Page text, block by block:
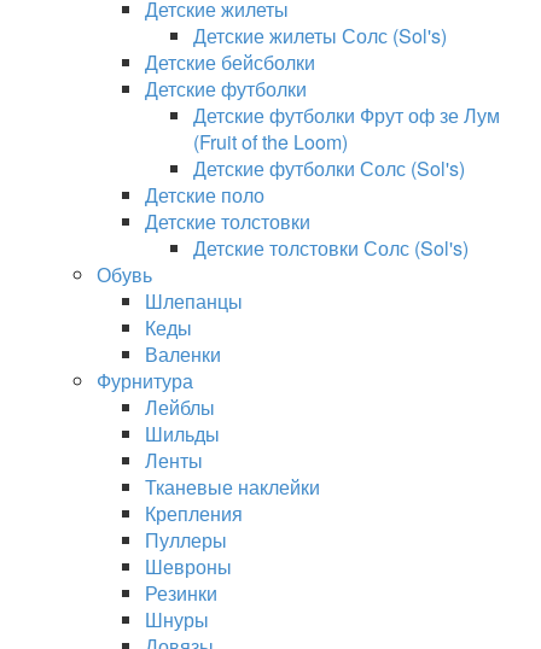
Детские жилеты
Детские жилеты Солс (Sol's)
Детские бейсболки
Детские футболки
Детские футболки Фрут оф зе Лум
(Fruit of the Loom)
Детские футболки Солс (Sol's)
Детские поло
Детские толстовки
Детские толстовки Солс (Sol's)
Обувь
Шлепанцы
Кеды
Валенки
Фурнитура
Лейблы
Шильды
Ленты
Тканевые наклейки
Крепления
Пуллеры
Шевроны
Резинки
Шнуры